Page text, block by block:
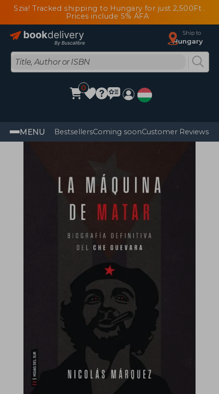
Szia! Tracked shipping to Hungary for just 2,500Ft .
Prices include 5% ÁFA
Ship to
Hungary
0
MENU BestsellersComing soonCustomer Reviews